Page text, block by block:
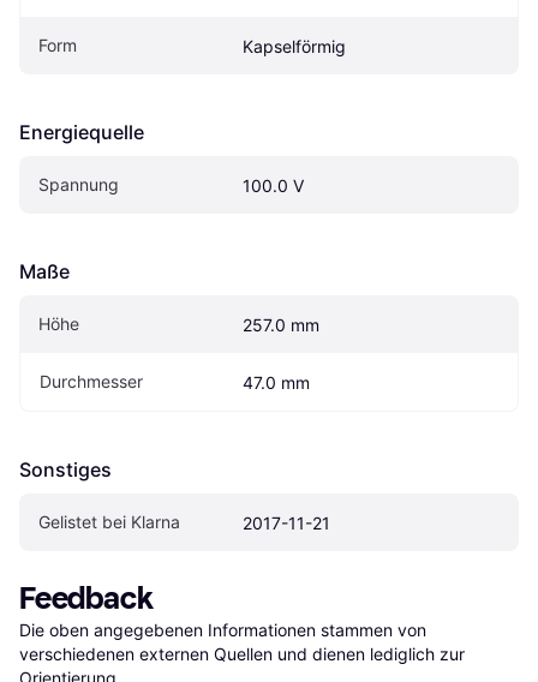
Form Kapselförmig
Energiequelle
Spannung 100.0 V
Maße
Höhe 257.0 mm
Durchmesser 47.0 mm
Sonstiges
Gelistet bei Klarna 2017-11-21
Feedback
Die oben angegebenen Informationen stammen von
verschiedenen externen Quellen und dienen lediglich zur
Orientierung.